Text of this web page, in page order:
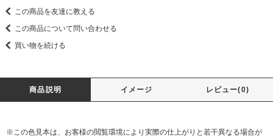
この商品を友達に教える
この商品について問い合わせる
買い物を続ける
商品説明 イメージ レビュー(0)
※この色見本は、お客様の閲覧環境により実際の仕上がりと若干異なる場合が